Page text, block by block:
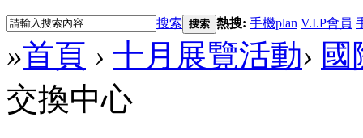
搜索 搜索 熱搜: 手機plan V.I.P會員
»首頁 › 十月展覽活動› 國
交換中心